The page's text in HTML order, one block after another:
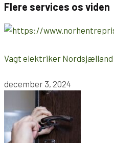
Flere services os viden
Vagt elektriker Nordsjælland
december 3, 2024